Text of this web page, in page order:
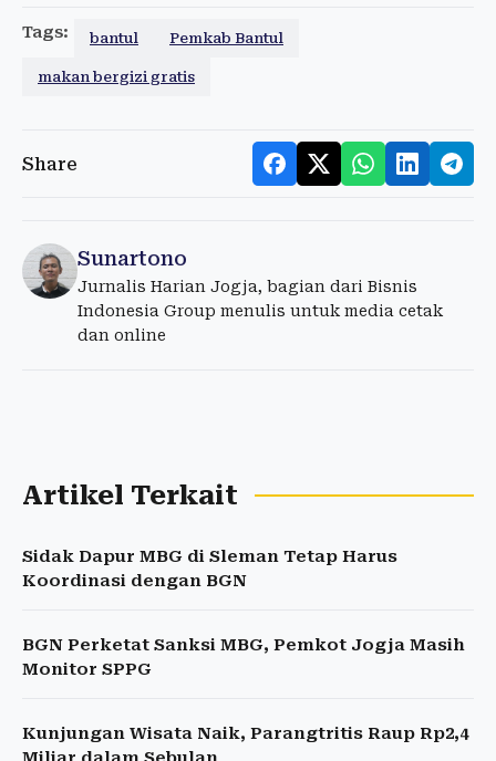
Tags: bantul Pemkab Bantul
makan bergizi gratis
Share
Sunartono
Jurnalis Harian Jogja, bagian dari Bisnis
Indonesia Group menulis untuk media cetak
dan online
Artikel Terkait
Sidak Dapur MBG di Sleman Tetap Harus
Koordinasi dengan BGN
BGN Perketat Sanksi MBG, Pemkot Jogja Masih
Monitor SPPG
Kunjungan Wisata Naik, Parangtritis Raup Rp2,4